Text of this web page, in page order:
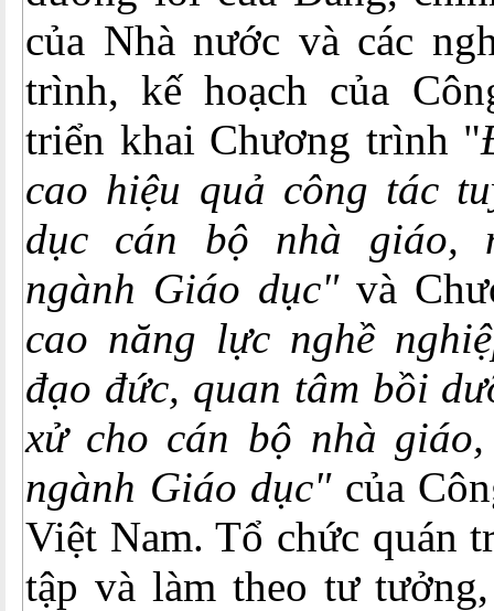
của Nhà nước và các
trình, kế hoạch của
triển khai Chương trình "
cao hiệu quả công tác
dục cán bộ nhà giáo,
ngành Giáo dục" và
cao năng lực nghề
đạo đức, quan tâm bồi
xử cho cán bộ nhà
ngành Giáo dục" của
Việt Nam. Tổ chức quán
tập và làm theo tư